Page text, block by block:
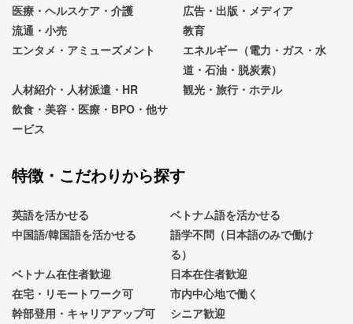
医療・ヘルスケア・介護
広告・出版・メディア
流通・小売
教育
エンタメ・アミューズメント
エネルギー（電力・ガス・水
道・石油・脱炭素）
人材紹介・人材派遣・HR
観光・旅行・ホテル
飲食・美容・医療・BPO・他サ
ービス
特徴・こだわりから探す
英語を活かせる
ベトナム語を活かせる
中国語/韓国語を活かせる
語学不問（日本語のみで働け
る）
ベトナム在住者歓迎
日本在住者歓迎
在宅・リモートワーク可
市内中心地で働く
幹部登用・キャリアアップ可
シニア歓迎